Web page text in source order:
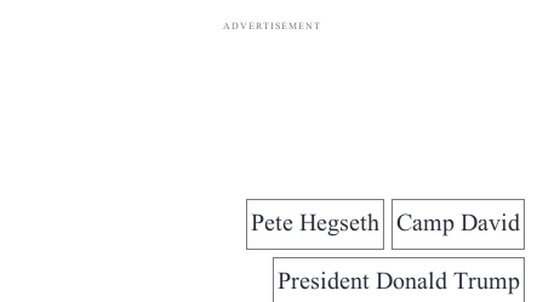
ADVERTISEMENT
Camp David
Pete Hegseth
President Donald Trump